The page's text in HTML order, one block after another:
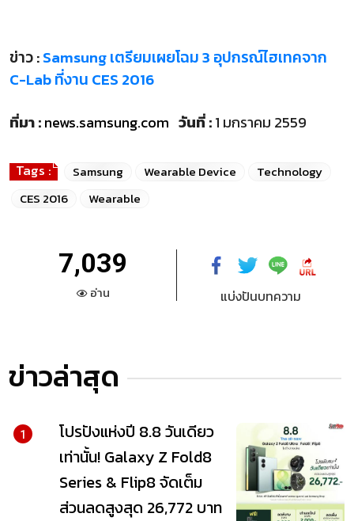
ข่าว :Samsung เตรียมเผยโฉม 3 อุปกรณ์ไฮเทคจาก
C-Lab ที่งาน CES 2016
ที่มา :news.samsung.com วันที่ :1 มกราคม 2559
Tags : Samsung Wearable Device
Technology
CES 2016
Wearable
7,039
อ่าน แบ่งปันบทความ
ข่าวล่าสุด
1
โปรปังแห่งปี 8.8 วันเดียว
เท่านั้น! Galaxy Z Fold8
Series & Flip8 จัดเต็ม
ส่วนลดสูงสุด 26,772 บาท